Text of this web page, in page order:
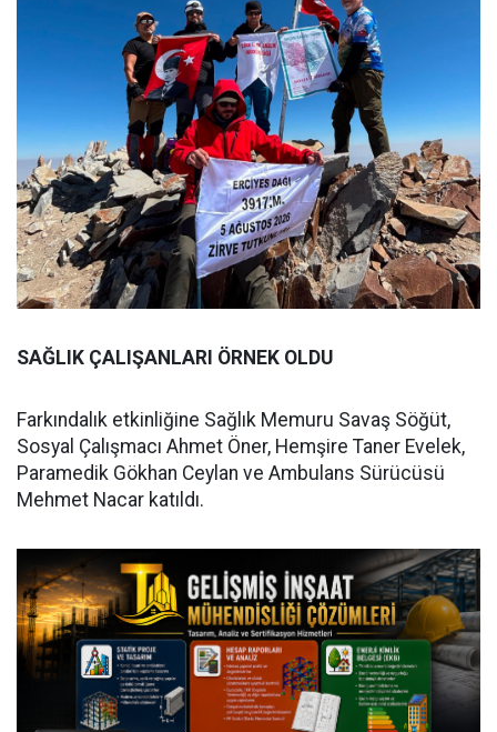
SAĞLIK ÇALIŞANLARI ÖRNEK OLDU
Farkındalık etkinliğine Sağlık Memuru Savaş Söğüt,
Sosyal Çalışmacı Ahmet Öner, Hemşire Taner Evelek,
Paramedik Gökhan Ceylan ve Ambulans Sürücüsü
Mehmet Nacar katıldı.